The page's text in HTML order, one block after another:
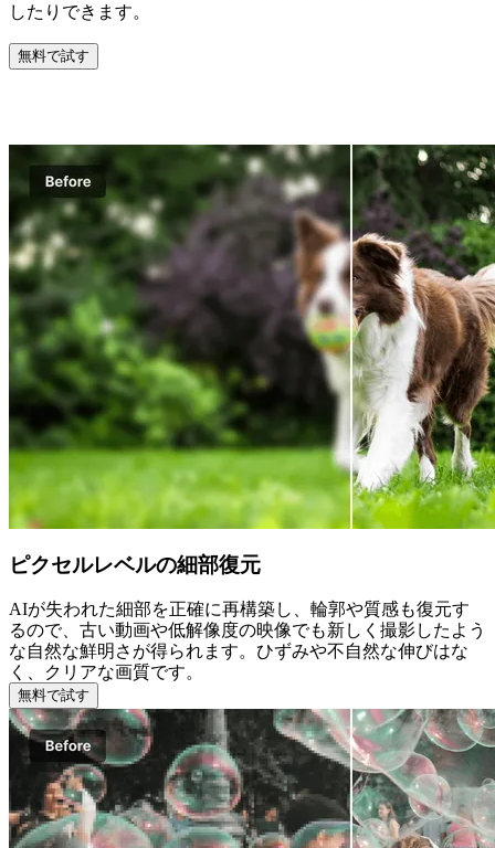
したりできます。
無料で試す
ピクセルレベルの細部復元
AIが失われた細部を正確に再構築し、輪郭や質感も復元す
るので、古い動画や低解像度の映像でも新しく撮影したよう
な自然な鮮明さが得られます。ひずみや不自然な伸びはな
く、クリアな画質です。
無料で試す